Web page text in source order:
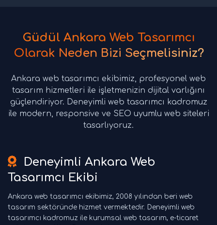
Güdül Ankara Web Tasarımcı
Olarak Neden Bizi Seçmelisiniz?
Ankara web tasarımcı ekibimiz, profesyonel web
tasarım hizmetleri ile işletmenizin dijital varlığını
güçlendiriyor. Deneyimli web tasarımcı kadromuz
ile modern, responsive ve SEO uyumlu web siteleri
tasarlıyoruz.
Deneyimli Ankara Web
Tasarımcı Ekibi
Ankara web tasarımcı ekibimiz, 2008 yılından beri web
tasarım sektöründe hizmet vermektedir. Deneyimli web
tasarımcı kadromuz ile kurumsal web tasarım, e-ticaret